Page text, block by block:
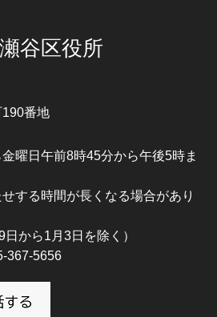
谷区役所
番地
曜日午前8時45分から午後5時ま
する時間が長くなる場合があり
日から1月3日を除く）
367-5656